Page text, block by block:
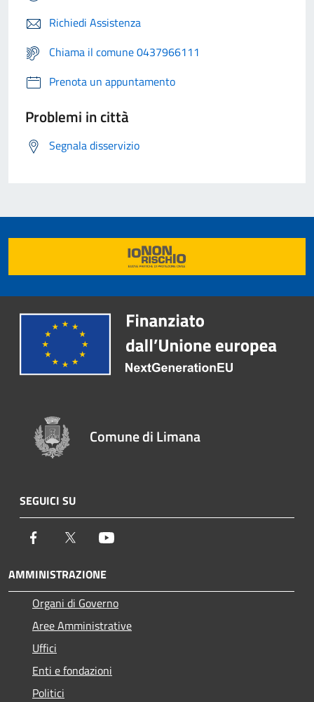
Richiedi Assistenza
Chiama il comune 0437966111
Prenota un appuntamento
Problemi in città
Segnala disservizio
Comune di Limana
SEGUICI SU
Facebook Twitter
AMMINISTRAZIONE
Organi di Governo
Aree Amministrative
Uffici
Enti e fondazioni
Politici